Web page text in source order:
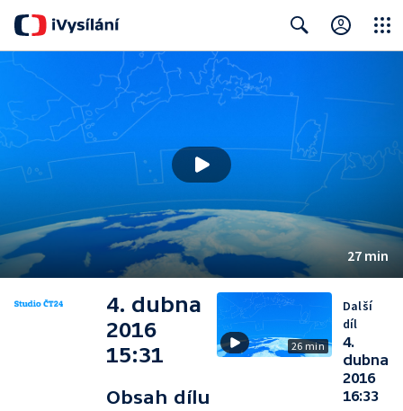
27 min
4. dubna
2016
15:31
Obsah dílu
26 min
Další
díl
4.
dubna
2016
16:33